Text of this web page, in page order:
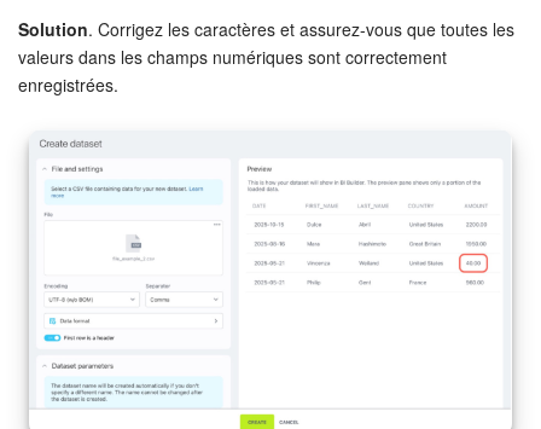
Solution. Corrigez les caractères et assurez-vous que toutes les
valeurs dans les champs numériques sont correctement
enregistrées.